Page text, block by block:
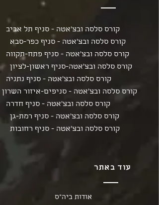
קורס סלסה ובצ'אטה - סניף תל אביב
קורס סלסה ובצ'אטה - סניף כפר-סבא
קורס סלסה ובצ'אטה - סניף פתח-תקווה
קורס סלסה ובצ'אטה-סניף ראשון-לציון
קורס סלסה ובצ'אטה - סניף נתניה
קורס סלסה ובצ'אטה - סניפים-איזור השרון
קורס סלסה ובצ'אטה - סניף חדרה
קורס סלסה ובצ'אטה - סניף רמת-גן
קורס סלסה ובצ'אטה - סניף רחובות
עוד באתר
אודות ביה"ס